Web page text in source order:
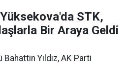
STK,
Bir Araya Geldi
Yıldız, AK Parti